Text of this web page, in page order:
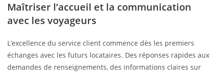
Maîtriser l’accueil et la communication
avec les voyageurs
L’excellence du service client commence dès les premiers
échanges avec les futurs locataires. Des réponses rapides aux
demandes de renseignements, des informations claires sur